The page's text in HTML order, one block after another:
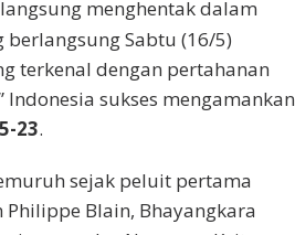
menghentak dalam
berlangsung Sabtu (16/5)
terkenal dengan pertahanan
Indonesia sukses mengamankan
23.
sejak peluit pertama
Blain, Bhayangkara